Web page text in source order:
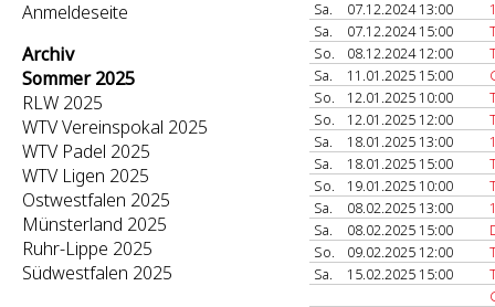
Anmeldeseite
Archiv
Sommer 2025
RLW 2025
WTV Vereinspokal 2025
WTV Padel 2025
WTV Ligen 2025
Ostwestfalen 2025
Münsterland 2025
Ruhr-Lippe 2025
Südwestfalen 2025
Sa.
07.12.2024 13:00
Sa.
07.12.2024 15:00
So.
08.12.2024 12:00
Sa.
11.01.2025 15:00
So.
12.01.2025 10:00
So.
12.01.2025 12:00
Sa.
18.01.2025 13:00
Sa.
18.01.2025 15:00
So.
19.01.2025 10:00
Sa.
08.02.2025 13:00
Sa.
08.02.2025 15:00
So.
09.02.2025 12:00
Sa.
15.02.2025 15:00